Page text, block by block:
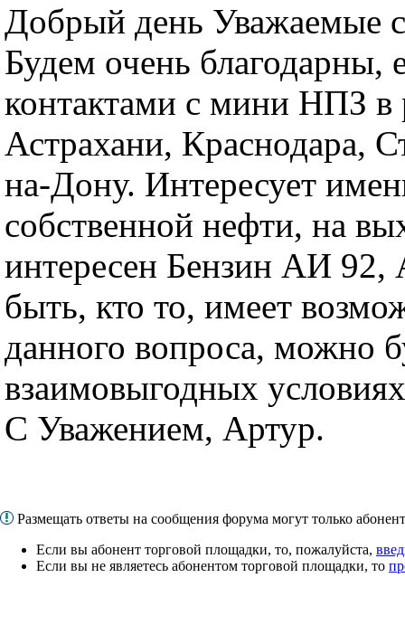
Добрый день Уважаемые
Будем очень благодарны,
контактами с мини НПЗ в
Астрахани, Краснодара,
на-Дону. Интересует
собственной нефти, на
интересен Бензин АИ
быть, кто то, имеет
данного вопроса, можно
взаимовыгодных
С Уважением, Артур.
Размещать ответы на сообщения форума могут только
Если вы абонент торговой площадки, то, пожалуйста,
Если вы не являетесь абонентом торговой площадки, то